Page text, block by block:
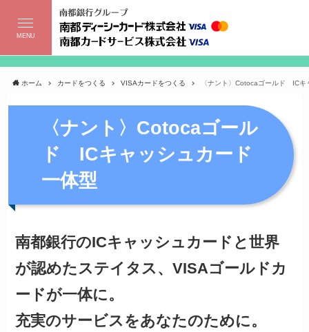
MENU
ホーム カードをつくる VISAカードをつくる 〈ナント〉Cotocaゴールド ICキ
〈ナント〉Cotocaゴール
ド ICキャッシュカード
一体型
南都銀行のICキャッシュカードと世界
が認めたステイタス、VISAゴールドカ
ードが一体に。
充実のサービスをあなたのために。